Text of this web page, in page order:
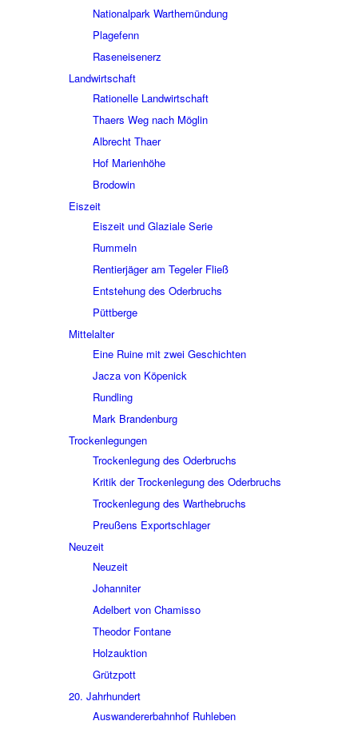
Natio­nal­park Warthe­mün­dung
Plage­fenn
Rasen­ei­sen­erz
Land­wirt­schaft
Ratio­nelle Land­wirt­schaft
Thaers Weg nach Möglin
Albrecht Thaer
Hof Mari­en­höhe
Brodo­win
Eiszeit
Eiszeit und Glaziale Serie
Rummeln
Rentier­jä­ger am Tege­ler Fließ
Entste­hung des Oder­bruchs
Pütt­berge
Mittel­al­ter
Eine Ruine mit zwei Geschich­ten
Jacza von Köpe­nick
Rund­ling
Mark Bran­den­burg
Trocken­le­gun­gen
Trocken­le­gung des Oder­bruchs
Kritik der Trocken­le­gung des Oder­bruchs
Trocken­le­gung des Wart­he­bruchs
Preu­ßens Export­schla­ger
Neuzeit
Neuzeit
Johan­ni­ter
Adel­bert von Chamisso
Theo­dor Fontane
Holz­auk­tion
Grütz­pott
20. Jahr­hun­dert
Auswan­de­rer­bahn­hof Ruhle­ben